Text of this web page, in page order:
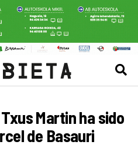
Martin ha sido
de Basauri